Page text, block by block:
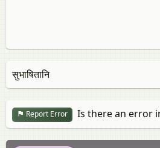
सुभाषितानि
Report Error Is there an error